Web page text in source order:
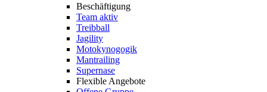
Beschäftigung
Team aktiv
Treibball
Jagility
Motokynogogik
Mantrailing
Supernase
Flexible Angebote